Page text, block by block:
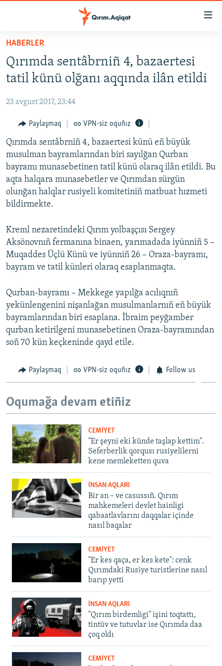
Esas
qaytmaq
Baş
qaytmaq
qaytmaq
HABERLER
SİYASET
CEMİYET
MEDENİYET
İNSAN AQLARI
VİDEO
SÜRET
BLOGLAR
Русский
Українською
RFE/RS bütün saytları
HABERLER
Qırımda sentâbrniñ 4, bazaertesi
tatil künü olğanı aqqında ilân etildi
23 avgust 2017, 23:44
Paylaşmaq VPN-siz oquñız
Qırımda sentâbrniñ 4, bazaertesi künü eñ büyük
musulman bayramlarından biri sayılğan Qurban
bayramı munasebetinen tatil künü olaraq ilân etildi. Bu
aqta halqara munasebetler ve Qırımdan sürgün
olunğan halqlar rusiyeli komitetiniñ matbuat hızmeti
bildirmekte.
Kreml nezaretindeki Qırım yolbaşçısı Sergey
Aksönovnıñ fermanına binaen, yarımadada iyünniñ 5 –
Muqaddes Üçlü Künü ve iyünniñ 26 – Oraza-bayramı,
bayram ve tatil künleri olaraq esaplanmaqta.
Qurban-bayramı – Mekkege yapılğa acılıqnıñ
yekünlengenini nişanlağan musulmanlarnıñ eñ büyük
bayramlarından biri esaplana. İbraim peyğamber
qurban ketirilgeni munasebetinen Oraza-bayramından
soñ 70 kün keçkeninde qayd etile.
Paylaşmaq VPN-siz oquñız Follow us
Oqumağa devam etiñiz
CEMİYET
"Er şeyni eki künde taşlap kettim".
Seferberlik qorqusı rusiyelilerni
kene memleketten quva
İNSAN AQLARI
Bir an – ve casussıñ. Qırım
mahkemeleri devlet hainligi
qabaatlavlarını daqqalar içinde
nasıl baqalar
CEMİYET
"Er kes qaça, er kes kete": cenk
Qırımdaki Rusiye turistlerine nasıl
barıp yetti
İNSAN AQLARI
"Qırım birdemligi" işini toqtattı,
tintüv ve tutuvlar ise Qırımda daa
çoq oldı
CEMİYET